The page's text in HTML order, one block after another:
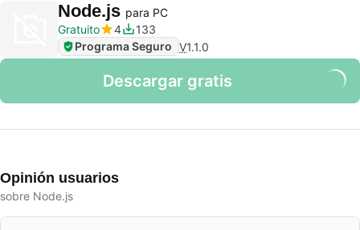
Node.js para PC
Gratuito
4
133
Programa Seguro V1.1.0
Descargar gratis
Opinión usuarios
sobre Node.js